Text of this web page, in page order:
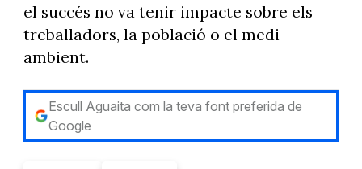
el succés no va tenir impacte sobre els
treballadors, la població o el medi
ambient.
Escull Aguaita com la teva font preferida de
Google